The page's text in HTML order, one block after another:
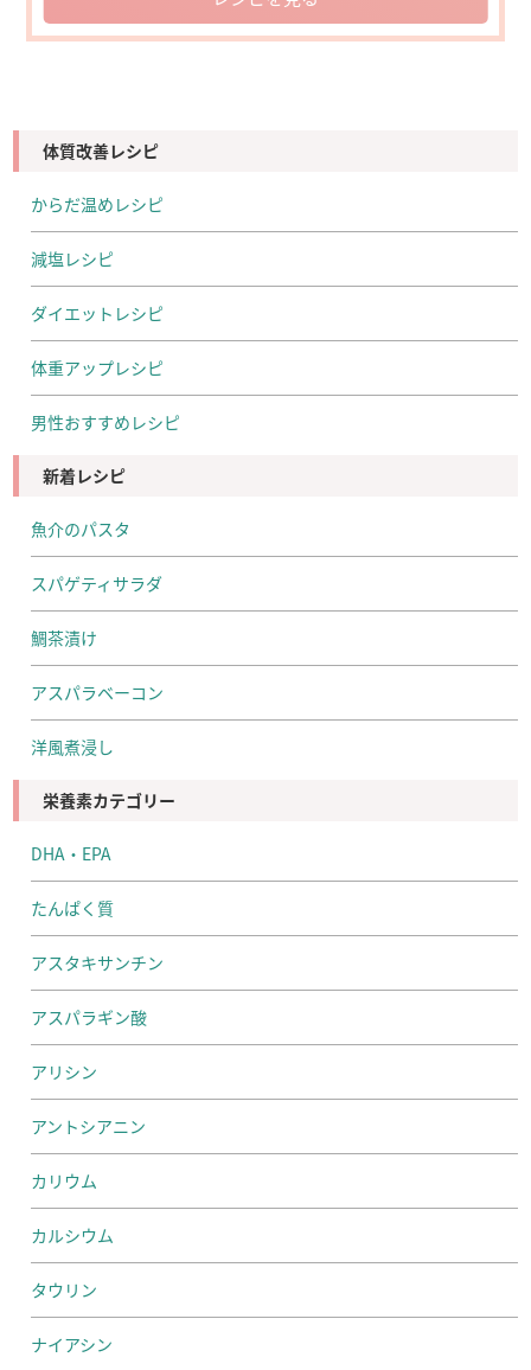
体質改善レシピ
からだ温めレシピ
減塩レシピ
ダイエットレシピ
体重アップレシピ
男性おすすめレシピ
新着レシピ
魚介のパスタ
スパゲティサラダ
鯛茶漬け
アスパラベーコン
洋風煮浸し
栄養素カテゴリー
DHA・EPA
たんぱく質
アスタキサンチン
アスパラギン酸
アリシン
アントシアニン
カリウム
カルシウム
タウリン
ナイアシン